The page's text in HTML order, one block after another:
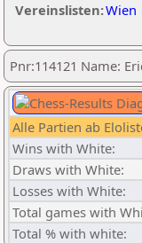
Vereinslisten:Wien
Pnr:114121 Name:
Alle Partien ab
Wins with White:
Draws with White:
Losses with White:
Total games with
Total % with white: